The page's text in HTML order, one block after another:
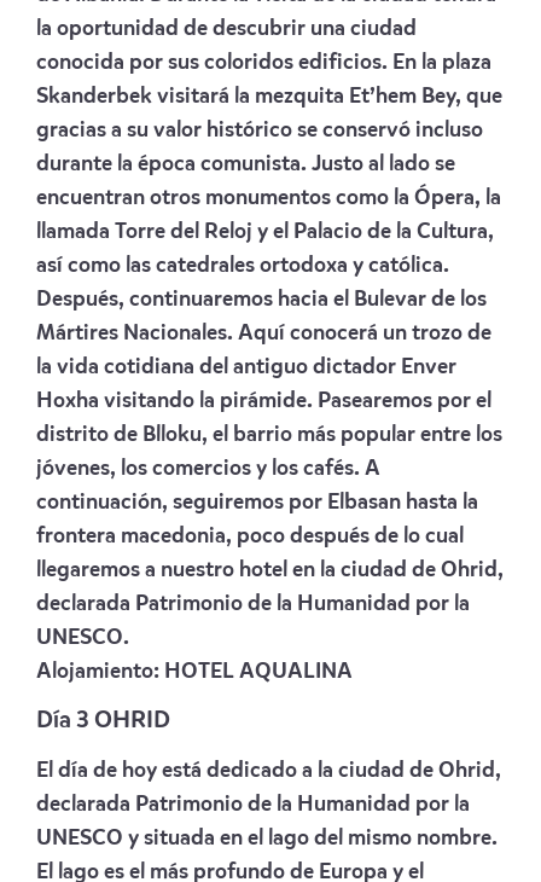
la oportunidad de descubrir una ciudad
conocida por sus coloridos edificios. En la plaza
Skanderbek visitará la mezquita Et’hem Bey, que
gracias a su valor histórico se conservó incluso
durante la época comunista. Justo al lado se
encuentran otros monumentos como la Ópera, la
llamada Torre del Reloj y el Palacio de la Cultura,
así como las catedrales ortodoxa y católica.
Después, continuaremos hacia el Bulevar de los
Mártires Nacionales. Aquí conocerá un trozo de
la vida cotidiana del antiguo dictador Enver
Hoxha visitando la pirámide. Pasearemos por el
distrito de Blloku, el barrio más popular entre los
jóvenes, los comercios y los cafés. A
continuación, seguiremos por Elbasan hasta la
frontera macedonia, poco después de lo cual
llegaremos a nuestro hotel en la ciudad de Ohrid,
declarada Patrimonio de la Humanidad por la
UNESCO.
Alojamiento: HOTEL AQUALINA
Día 3 OHRID
El día de hoy está dedicado a la ciudad de Ohrid,
declarada Patrimonio de la Humanidad por la
UNESCO y situada en el lago del mismo nombre.
El lago es el más profundo de Europa y el